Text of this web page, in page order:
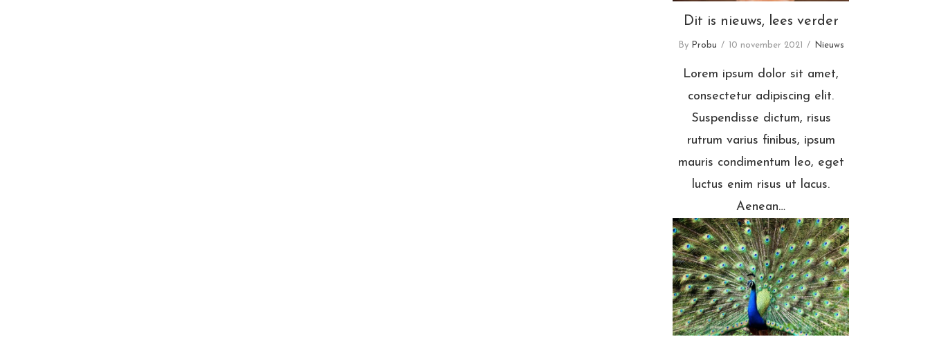
Dit is nieuws, lees verder
By Probu 10 november 2021 Nieuws
Lorem ipsum dolor sit amet,
consectetur adipiscing elit.
Suspendisse dictum, risus
rutrum varius finibus, ipsum
mauris condimentum leo, eget
luctus enim risus ut lacus.
Aenean…
Dit is de titel